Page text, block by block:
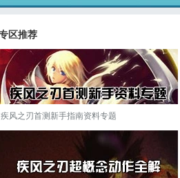
区推荐
疾风之刃首测新手指南资料专题